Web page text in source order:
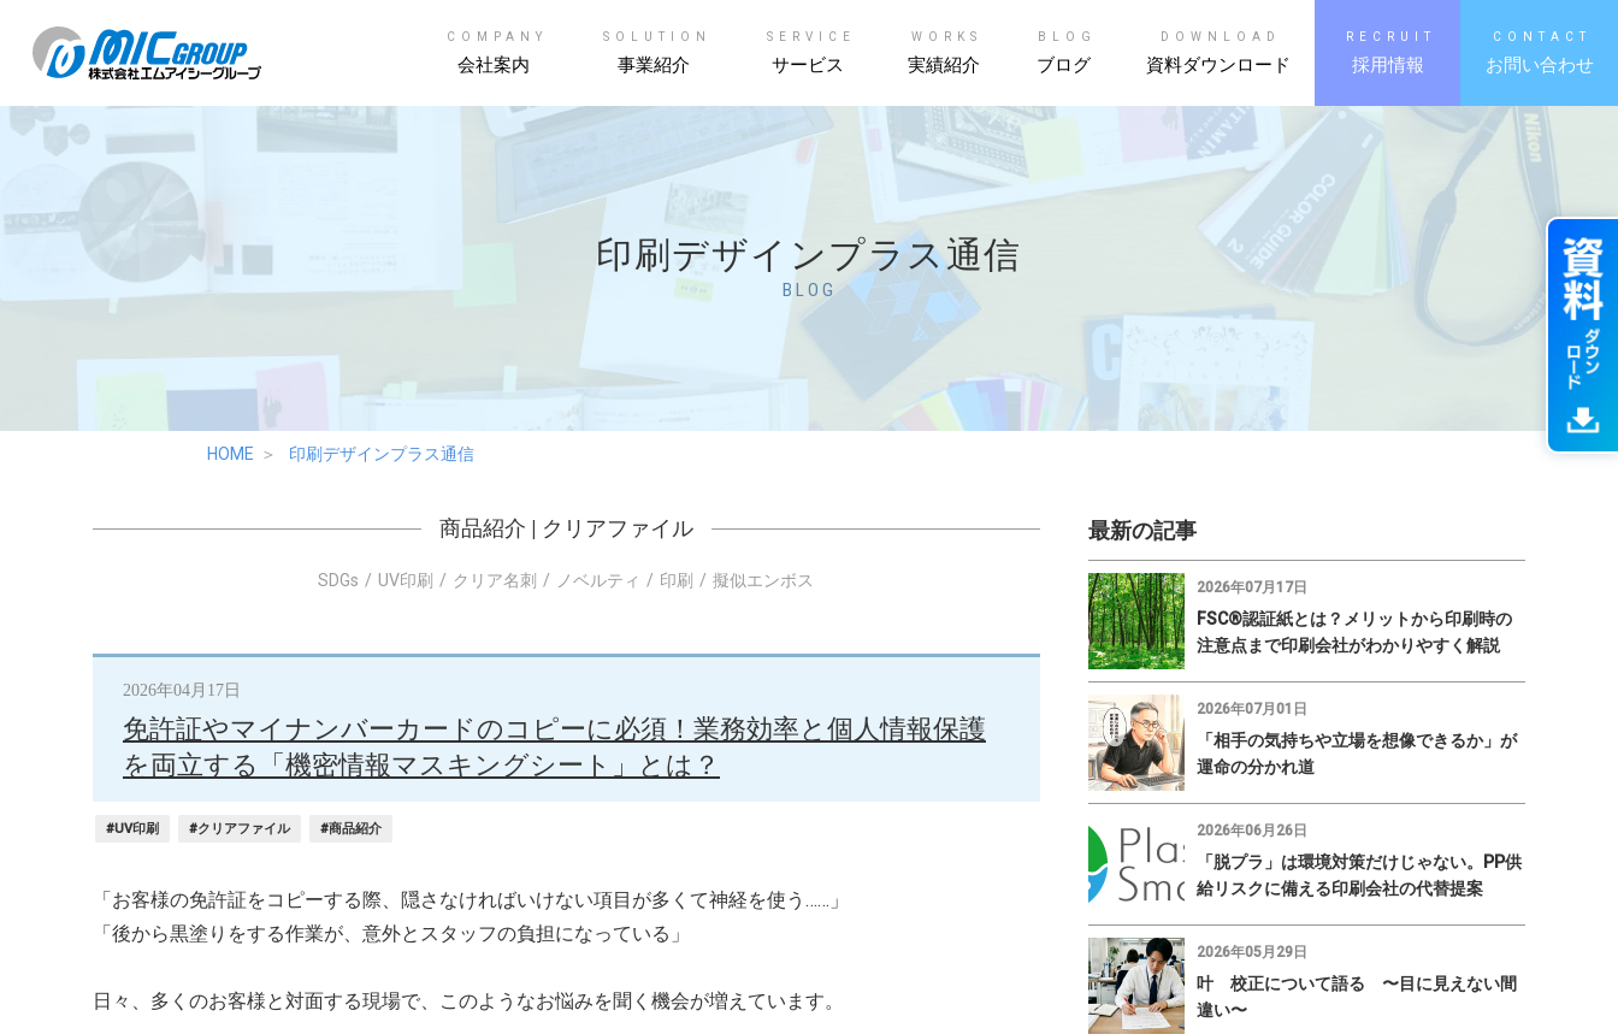
COMPANY
会社案内
SOLUTION
事業紹介
SERVICE
サービス
WORKS
実績紹介
BLOG
ブログ
DOWNLOAD
資料ダウンロード
RECRUIT
採用情報
CONTACT
お問い合わせ
印刷デザインプラス通信
BLOG
HOME 印刷デザインプラス通信
商品紹介 | クリアファイル
SDGs UV印刷 クリア名刺 ノベルティ 印刷 擬似エンボス
2026年04月17日
免許証やマイナンバーカードのコピーに必須！業務効率と個人情報保護
を両立する「機密情報マスキングシート」とは？
#UV印刷 #クリアファイル #商品紹介
「お客様の免許証をコピーする際、隠さなければいけない項目が多くて神経を使う……」
「後から黒塗りをする作業が、意外とスタッフの負担になっている」
日々、多くのお客様と対面する現場で、このようなお悩みを聞く機会が増えています。
最新の記事
2026年07月17日
FSC®認証紙とは？メリットから印刷時の
注意点まで印刷会社がわかりやすく解説
2026年07月01日
「相手の気持ちや立場を想像できるか」が
運命の分かれ道
2026年06月26日
「脱プラ」は環境対策だけじゃない。PP供
給リスクに備える印刷会社の代替提案
2026年05月29日
叶 校正について語る 〜目に見えない間
違い〜